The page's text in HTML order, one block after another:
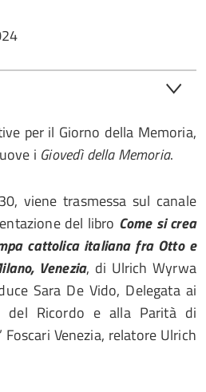
per il Giorno della Memoria,
i Giovedì della Memoria.
viene trasmessa sul canale
del libro Come si crea
cattolica italiana fra Otto e
Venezia, di Ulrich Wyrwa
Sara De Vido, Delegata ai
del Ricordo e alla Parità di
Foscari Venezia, relatore Ulrich